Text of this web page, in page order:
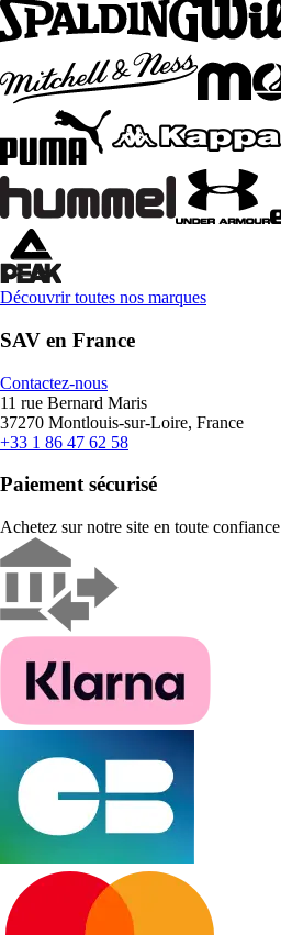
Découvrir toutes nos marques
SAV en France
Contactez-nous
11 rue Bernard Maris
37270 Montlouis-sur-Loire, France
+33 1 86 47 62 58
Paiement sécurisé
Achetez sur notre site en toute confiance